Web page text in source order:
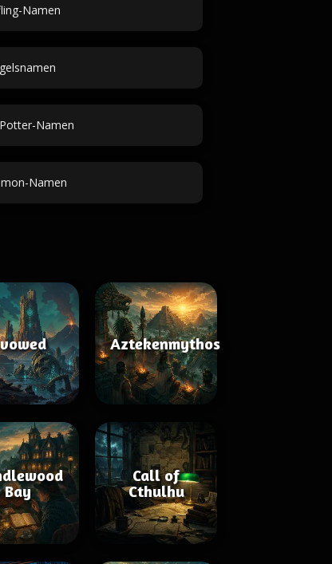
Namen
Namen
Namen
Aztekenmythos
Bay
Call of
Cthulhu